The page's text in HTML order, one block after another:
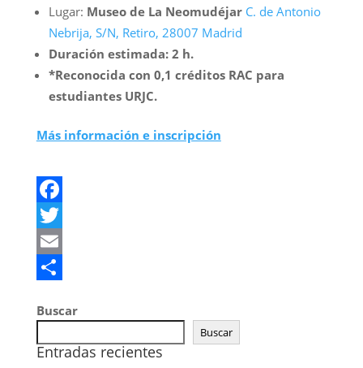
Lugar: Museo de La Neomudéjar C. de Antonio
Nebrija, S/N, Retiro, 28007 Madrid
Duración estimada: 2 h.
*Reconocida con 0,1 créditos RAC para
estudiantes URJC.
Más información e inscripción
Facebook
Twitter
Email
Buscar
Buscar
Entradas recientes